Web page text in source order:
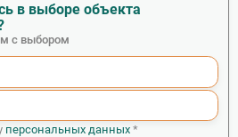
в выборе объекта
с выбором
персональных данных *